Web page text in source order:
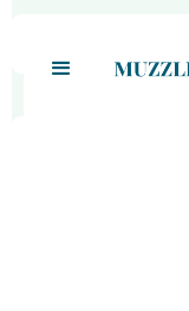
Où se situe le